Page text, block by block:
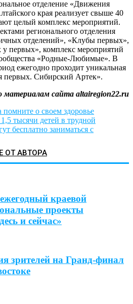
отделение «Движения
края реализует свыше 40
целый комплекс мероприятий.
регионального отделения
отделений», «Клубы первых»,
у первых», комплекс мероприятий
«Родные-Любимые». В
ежегодно проходит уникальная
первых. Сибирский Артек».
материалам сайта altairegion22.ru
помните о своем здоровье
тысячи детей в трудной
бесплатно заниматься с
ОТ АВТОРА
краевой
проекты
и сейчас»
зрителей на Гранд-финал